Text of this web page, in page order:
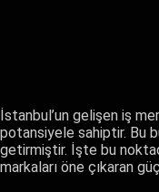
İstanbul’un gelişen iş
potansiyele sahiptir. Bu
getirmiştir. İşte bu
markaları öne çıkaran